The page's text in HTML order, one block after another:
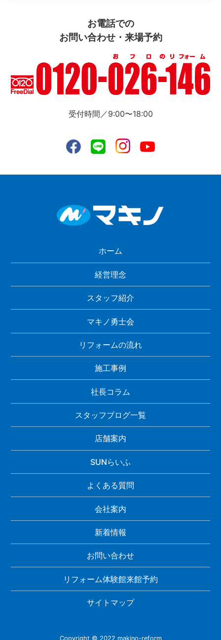
お電話での
お問い合わせ・来場予約
受付時間／9:00〜18:00
ホーム
経営理念
スタッフ紹介
マキノ勇士会
リフォームの流れ
施工事例
社長コラム
スタッフブログ一覧
店舗案内
SUNらいふ
よくある質問
会社案内
新着情報
お問い合わせ
リフォーム体験館来館予約
サイトマップ
Copyright © 2022 makino-reform